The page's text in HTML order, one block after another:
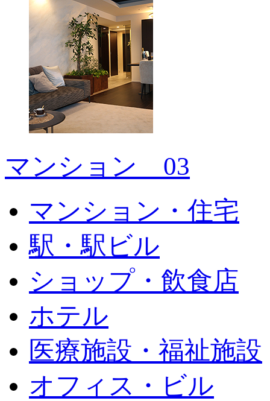
マンション＿03
マンション・住宅
駅・駅ビル
ショップ・飲食店
ホテル
医療施設・福祉施設
オフィス・ビル